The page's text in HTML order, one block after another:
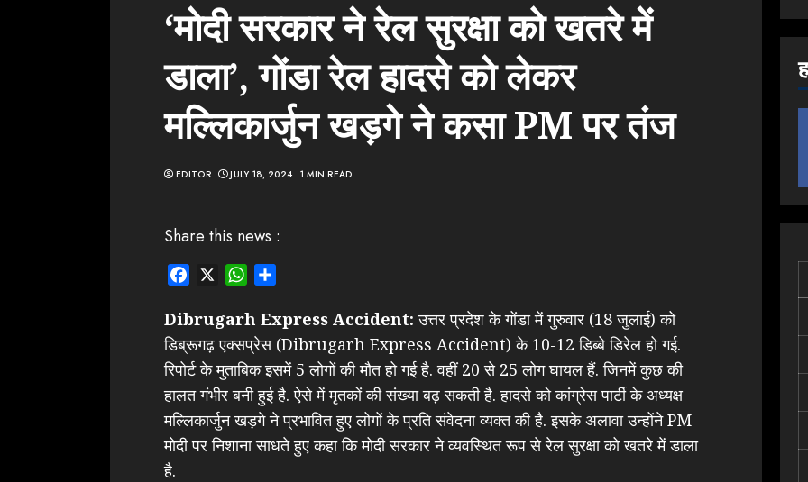
‘मोदी सरकार ने रेल सुरक्षा को खतरे में
डाला’, गोंडा रेल हादसे को लेकर
मल्लिकार्जुन खड़गे ने कसा PM पर तंज
EDITOR JULY 18, 2024 1 MIN READ
Share this news :
Facebook WhatsApp
Dibrugarh Express Accident:उत्तर प्रदेश के गोंडा में गुरुवार (18 जुलाई) को
डिब्रूगढ़ एक्सप्रेस (Dibrugarh Express Accident) के 10-12 डिब्बे डिरेल हो गई.
रिपोर्ट के मुताबिक इसमें 5 लोगों की मौत हो गई है. वहीं 20 से 25 लोग घायल हैं. जिनमें कुछ की
हालत गंभीर बनी हुई है. ऐसे में मृतकों की संख्या बढ़ सकती है. हादसे को कांग्रेस पार्टी के अध्यक्ष
मल्लिकार्जुन खड़गे ने प्रभावित हुए लोगों के प्रति संवेदना व्यक्त की है. इसके अलावा उन्होंने PM
मोदी पर निशाना साधते हुए कहा कि मोदी सरकार ने व्यवस्थित रूप से रेल सुरक्षा को खतरे में डाला
है.